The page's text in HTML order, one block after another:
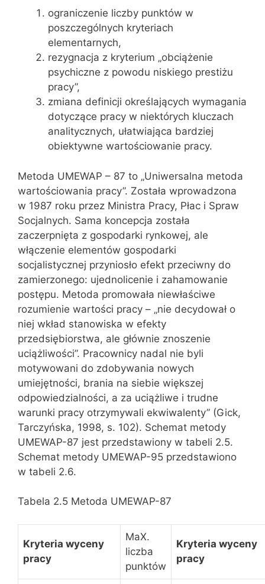
ograniczenie liczby punktów w
poszczególnych kryteriach
elementarnych­,
rezygnacja z kryterium „obciążenie
psychiczne z powodu niskiego prestiżu
pracy”,
zmiana definicji określających wymagania
dotyczące pracy w niektórych kluczach
analitycznych, ułatwiająca bardziej
obiektywne wartościowanie pracy.
Metoda UMEWAP – 87 to „Uniwersalna metoda
wartościowania pracy”. Została wprowadzona
w 1987 roku przez Ministra Pracy, Płac i Spraw
Socjalnych. Sama koncepcja została
zaczerpnięta z gospodarki rynkowej, ale
włączenie elementów gospodarki
socjalistycznej przyniosło efekt przeciwny do
zamierzonego: ujednolicenie i zahamowanie
postępu. Metoda promowała niewłaściwe
rozumienie wartości pracy – „nie decydował o
niej wkład stanowiska w efekty
przedsiębiorstwa, ale głównie znoszenie
uciążliwości”. Pracownicy nadal nie byli
motywowani do zdobywania nowych
umiejętności, brania na siebie większej
odpowiedzialności, a za uciążliwe i trudne
warunki pracy otrzymywali ekwiwalenty” (Gick,
Tarczyńska, 1998, s. 102). Schemat metody
UMEWAP-87 jest przedstawiony w tabeli 2.5.
Schemat metody UMEWAP-95 przedstawiono
w tabeli 2.6.
Tabela 2.5 Metoda UMEWAP-87
Kryteria wyceny
pracy
MaX.
liczba
punktów
Kryteria wyceny
pracy